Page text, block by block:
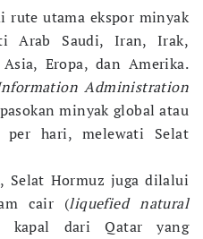
rute utama ekspor minyak
Arab Saudi, Iran, Irak,
Eropa, dan Amerika.
Administration
minyak global atau
hari, melewati Selat
Selat Hormuz juga dilalui
cair (liquefied natural
kapal dari Qatar yang